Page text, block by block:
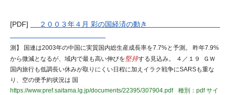
[PDF] ２００３年４月 彩の国経済の動き
測】 国連は2003年の中国に実質国内総生産成長率を7.7%と予測。 昨年7.9%
から微減となるが、域内で最も高い伸びを堅持する見込み。 ４／１９ ＧＷ
国内旅行も低調長い休みが取りにくい日程に加えイラク戦争にSARSも重な
り、空の便予約状況は 国
https://www.pref.saitama.lg.jp/documents/22395/307904.pdf
種別：pdfサイ